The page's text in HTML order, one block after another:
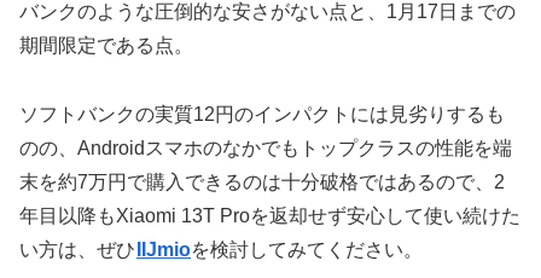
バンクのような圧倒的な安さがない点と、1月17日までの
期間限定である点。
ソフトバンクの実質12円のインパクトには見劣りするも
のの、Androidスマホのなかでもトップクラスの性能を端
末を約7万円で購入できるのは十分破格ではあるので、2
年目以降もXiaomi 13T Proを返却せず安心して使い続けた
い方は、ぜひ IIJmioを検討してみてください。